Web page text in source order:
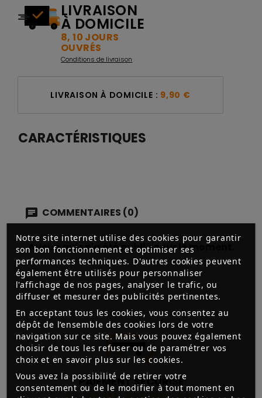
Notre site internet utilise des cookies pour garantir
son bon fonctionnement et optimiser ses
performances techniques. D'autres cookies peuvent
également être utilisés pour personnaliser
l'affichage de nos pages, analyser le trafic, ou
diffuser et mesurer des publicités pertinentes.
En acceptant tous les cookies, vous consentez au
dépôt de l’ensemble des cookies lors de votre
navigation sur ce site. Mais vous pouvez également
choisir de tous les refuser ou de paramétrer vos
choix et en savoir plus sur les cookies.
Vous avez la possibilité de retirer votre
consentement ou de le modifier à tout moment en
LIVRAISON
À DOMICILE
8, 10 JOURS
OUVRÉS
Conditions de livraison
LIVRAISON À DOMICILE : 9,90 €
CARACTÉRISTIQUES
COMMENTAIRES (0)
Aucun avis n'a été publié pour le moment.
PAIEMENT SÉCURISÉ
3D SECURE, CHÈQUES, CB,